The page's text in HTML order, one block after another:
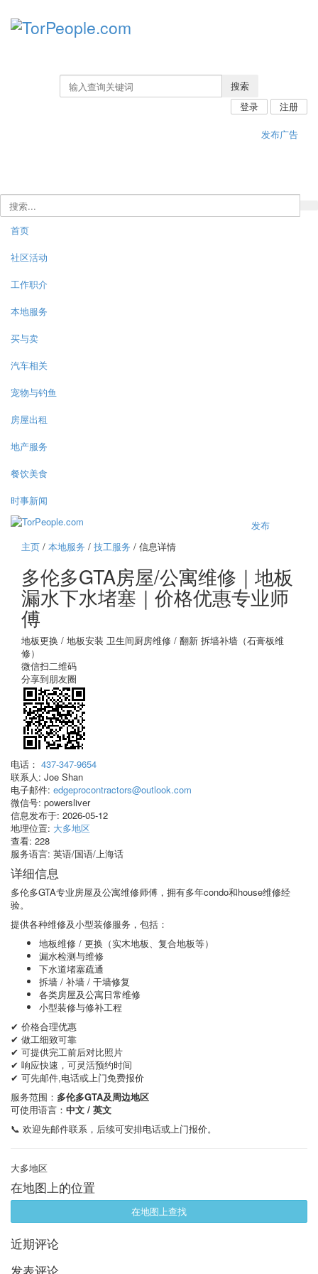
搜索
登录
注册
发布广告
首页
社区活动
工作职介
本地服务
买与卖
汽车相关
宠物与钓鱼
房屋出租
地产服务
餐饮美食
时事新闻
发布
主页 / 本地服务 / 技工服务 / 信息详情
多伦多GTA房屋/公寓维修｜地板
漏水下水堵塞｜价格优惠专业师
傅
地板更换 / 地板安装 卫生间厨房维修 / 翻新 拆墙补墙（石膏板维
修）
微信扫二维码
分享到朋友圈
电话： 437-347-9654
联系人: Joe Shan
电子邮件: edgeprocontractors@outlook.com
微信号: powersliver
信息发布于: 2026-05-12
地理位置: 大多地区
查看: 228
服务语言: 英语/国语/上海话
详细信息
多伦多GTA专业房屋及公寓维修师傅，拥有多年condo和house维修经
验。
提供各种维修及小型装修服务，包括：
地板维修 / 更换（实木地板、复合地板等）
漏水检测与维修
下水道堵塞疏通
拆墙 / 补墙 / 干墙修复
各类房屋及公寓日常维修
小型装修与修补工程
✔ 价格合理优惠
✔ 做工细致可靠
✔ 可提供完工前后对比照片
✔ 响应快速，可灵活预约时间
✔ 可先邮件,电话或上门免费报价
服务范围： 多伦多GTA及周边地区
可使用语言： 中文 / 英文
📞 欢迎先邮件联系，后续可安排电话或上门报价。
大多地区
在地图上的位置
在地图上查找
近期评论
发表评论